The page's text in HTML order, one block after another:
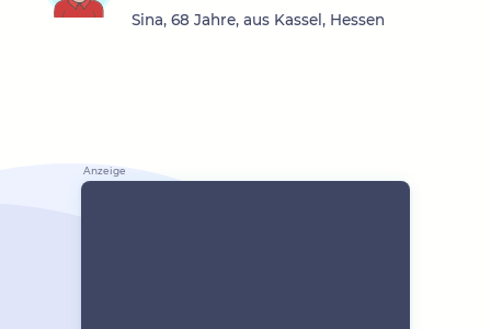
Sina, 68 Jahre, aus Kassel, Hessen